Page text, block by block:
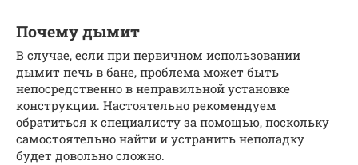
Почему дымит
В случае, если при первичном использовании
дымит печь в бане, проблема может быть
непосредственно в неправильной установке
конструкции. Настоятельно рекомендуем
обратиться к специалисту за помощью, поскольку
самостоятельно найти и устранить неполадку
будет довольно сложно.